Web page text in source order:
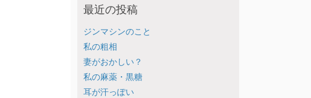
最近の投稿
ジンマシンのこと
私の粗相
妻がおかしい？
私の麻薬・黒糖
耳が汗っぽい